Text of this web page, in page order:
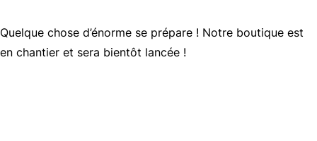
Quelque chose d’énorme se prépare ! Notre boutique est
en chantier et sera bientôt lancée !